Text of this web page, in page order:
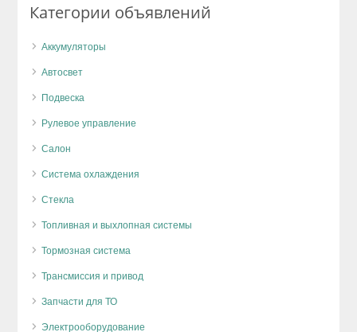
Категории объявлений
Аккумуляторы
Автосвет
Подвеска
Рулевое управление
Салон
Система охлаждения
Стекла
Топливная и выхлопная системы
Тормозная система
Трансмиссия и привод
Запчасти для ТО
Электрооборудование